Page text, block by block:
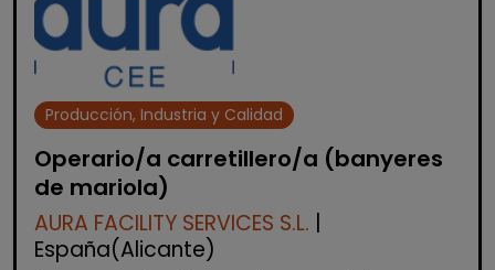
Producción, Industria y Calidad
Operario/a carretillero/a (banyeres
de mariola)
AURA FACILITY SERVICES S.L.
España(Alicante)